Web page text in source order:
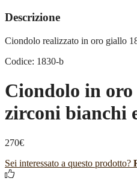
Descrizione
Ciondolo realizzato in oro giallo
Codice: 1830-b
Ciondolo in
zirconi bianchi
270€
Sei interessato a questo prodotto?